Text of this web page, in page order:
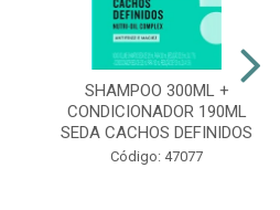
SHAMPOO 300ML +
CONDICIONADOR 190ML
SEDA CACHOS DEFINIDOS
Código: 47077